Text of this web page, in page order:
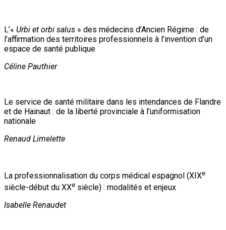
L’« Urbi et orbi salus » des médecins d’Ancien Régime : de
l’affirmation des territoires professionnels à l’invention d’un
espace de santé publique
Céline Pauthier
Le service de santé militaire dans les intendances de Flandre
et de Hainaut : de la liberté provinciale à l’uniformisation
nationale
Renaud Limelette
La professionnalisation du corps médical espagnol (XIXe
siècle-début du XXe siècle) : modalités et enjeux
Isabelle Renaudet